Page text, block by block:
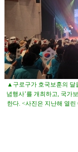
▲구로구가 호국보훈의 달
념행사’를 개최하고, 국가
한다. <사진은 지난해 열린